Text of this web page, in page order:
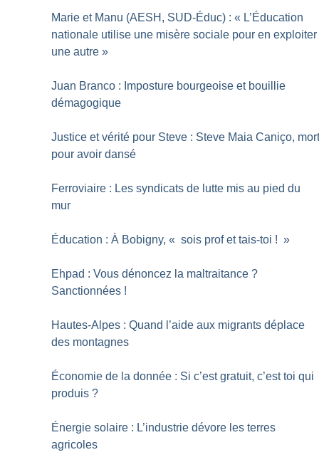
Marie et Manu (AESH, SUD-Éduc) : « L’Éducation
nationale utilise une misère sociale pour en exploiter
une autre »
Juan Branco : Imposture bourgeoise et bouillie
démagogique
Justice et vérité pour Steve : Steve Maia Caniço,
pour avoir dansé
Ferroviaire : Les syndicats de lutte mis au pied du
mur
Éducation : À Bobigny, « sois prof et tais-toi ! »
Ehpad : Vous dénoncez la maltraitance ?
Sanctionnées !
Hautes-Alpes : Quand l’aide aux migrants déplace
des montagnes
Économie de la donnée : Si c’est gratuit, c’est toi qui
produis ?
Énergie solaire : L’industrie dévore les terres
agricoles